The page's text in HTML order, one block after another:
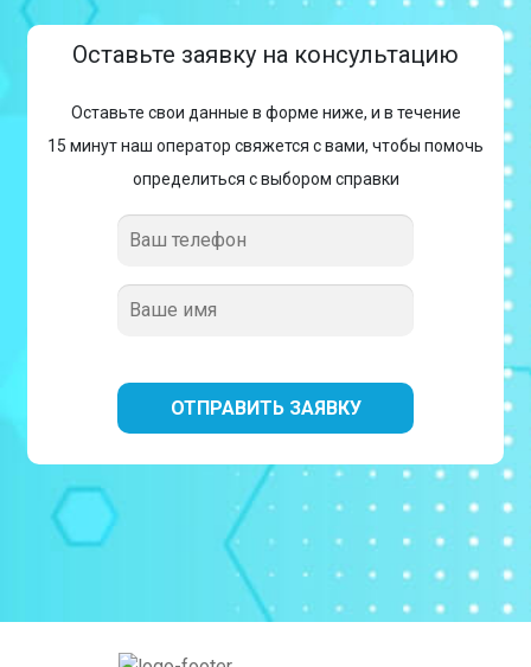
Оставьте заявку на консультацию
Оставьте свои данные в форме ниже, и в течение
15 минут наш оператор свяжется с вами, чтобы помочь
определиться с выбором справки